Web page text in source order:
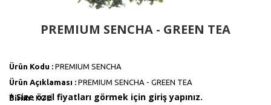
PREMIUM SENCHA - GREEN TEA
Ürün Kodu : PREMIUM SENCHA
Ürün Açıklaması : PREMIUM SENCHA - GREEN TEA
Birim : KOLİ
* Size özel fiyatları görmek için giriş yapınız.